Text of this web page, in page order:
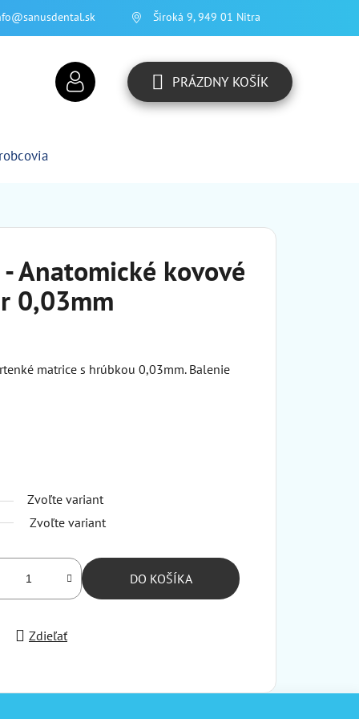
Široká 9, 949 01 Nitra
NÁKUPNÝ
PRÁZDNY KOŠÍK
- Anatomické kovové
0,03mm
matrice s hrúbkou 0,03mm. Balenie
Zvoľte variant
Zvoľte variant
DO KOŠÍKA
Zdieľať